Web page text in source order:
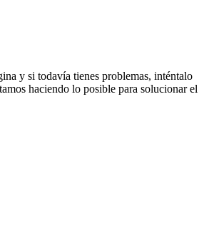
y si todavía tienes problemas, inténtalo
haciendo lo posible para solucionar el